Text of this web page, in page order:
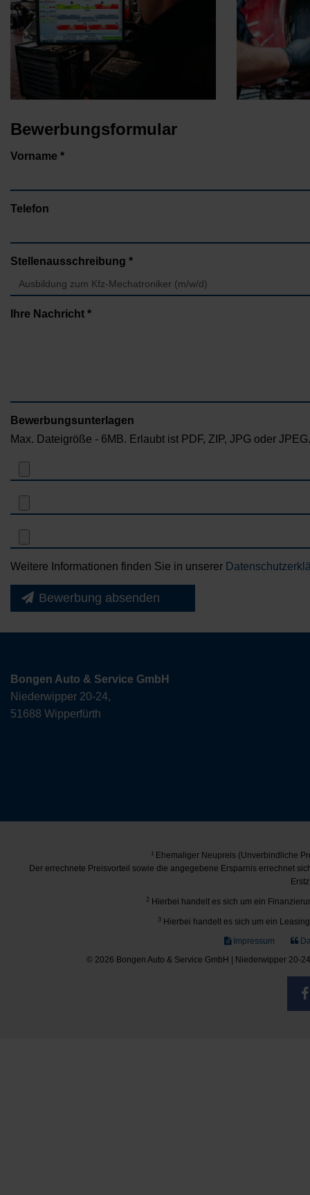
Bewerbungsformular
Vorname *
Telefon
Stellenausschreibung *
Ihre Nachricht *
Bewerbungsunterlagen
Max. Dateigröße - 6MB. Erlaubt ist PDF, ZIP, JPG oder JPEG.
Weitere Informationen finden Sie in unserer
Bewerbung absenden
Bongen Auto & Service GmbH
Niederwipper 20-24,
51688 Wipperfürth
1Ehemaliger Neupreis (Unverbindliche
Der errechnete Preisvorteil sowie die angegebene Ersparnis errechnet
2 Hierbei handelt es sich um ein
3 Hierbei handelt es sich um ein
Impressum
© 2026 Bongen Auto & Service GmbH | Niederwipper 20-